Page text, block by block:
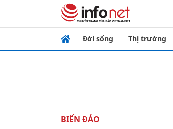
Đời sống Thị trường
BIỂN ĐẢO